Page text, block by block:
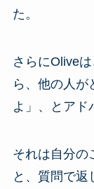
た。
さらにOlive
ら、他の人が
よ」、とアド
それは自分の
と、質問で返